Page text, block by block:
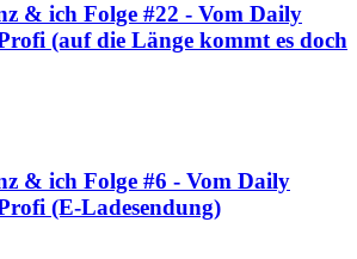
& ich Folge #22 - Vom Daily
(auf die Länge kommt es doch
& ich Folge #6 - Vom Daily
(E-Ladesendung)